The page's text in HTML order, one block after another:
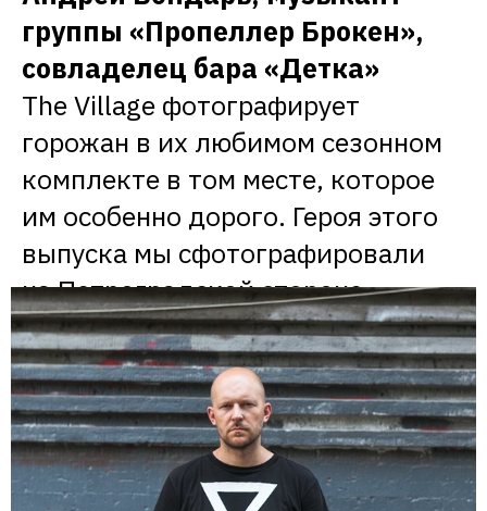
группы «Пропеллер Брокен»,
совладелец бара «Детка»
The Village фотографирует
горожан в их любимом сезонном
комплекте в том месте, которое
им особенно дорого. Героя этого
выпуска мы сфотографировали
на Петроградской стороне